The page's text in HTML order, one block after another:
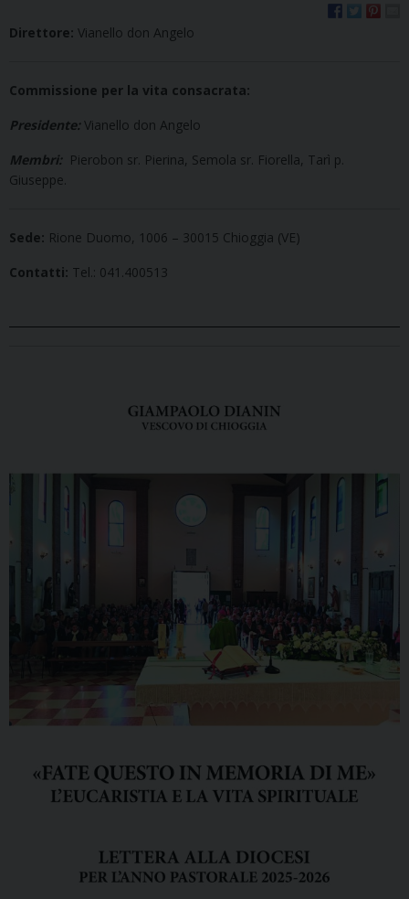
Direttore: Vianello don Angelo
Commissione per la vita consacrata:
Presidente:Vianello don Angelo
Membri:Pierobon sr. Pierina, Semola sr. Fiorella, Tarì p.
Giuseppe.
Sede: Rione Duomo, 1006 – 30015 Chioggia (VE)
Contatti: Tel.: 041.400513